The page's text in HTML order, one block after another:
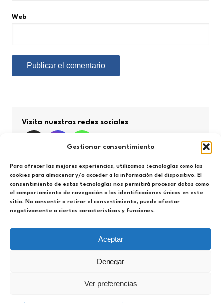
Gestionar consentimiento
Para ofrecer las mejores experiencias, utilizamos tecnologías como las
cookies para almacenar y/o acceder a la información del dispositivo. El
consentimiento de estas tecnologías nos permitirá procesar datos como
el comportamiento de navegación o las identificaciones únicas en este
sitio. No consentir o retirar el consentimiento, puede afectar
negativamente a ciertas características y funciones.
Aceptar
Denegar
Ver preferencias
Web
Visita nuestras redes sociales
Búsqueda por categorías
Búsqueda